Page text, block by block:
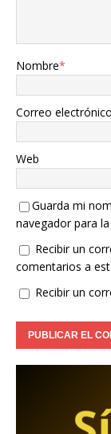
Nombre*
Correo electrónico
Web
Guarda mi
navegador para
Recibir un
comentarios a
Recibir un